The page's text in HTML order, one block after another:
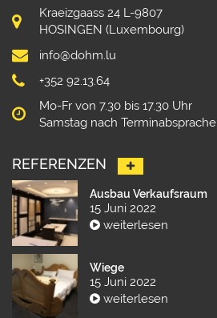
Kraeizgaass 24 L-9807
HOSINGEN (Luxembourg)
info@dohm.lu
+352 92.13.64
Mo-Fr von 7.30 bis 17.30 Uhr
Samstag nach Terminabsprache
REFERENZEN
Ausbau Verkaufsraum
15 Juni 2022
weiterlesen
Wiege
15 Juni 2022
weiterlesen